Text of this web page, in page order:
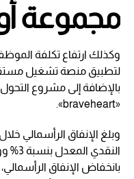
مجموعة
وكذلك ارتفاع تكلفة
بالإضافة إلى مشروع
«braveheart».
بانخفاض الإنفاق